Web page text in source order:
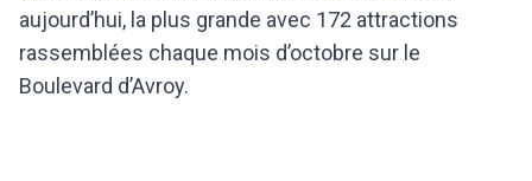
aujourd’hui, la plus grande avec 172 attractions
rassemblées chaque mois d’octobre sur le
Boulevard d’Avroy.